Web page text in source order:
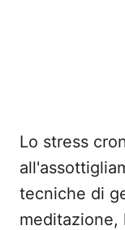
Lo stress
tecniche di
meditazione,